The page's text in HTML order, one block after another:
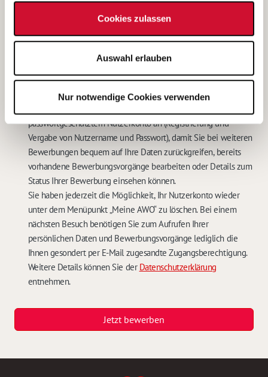
Cookies zulassen
Auswahl erlauben
Nur notwendige Cookies verwenden
Kontaktdaten widerrufen. In diesem Falle werden meine
personenbezogenen Daten sowohl auf den IT-Systemen des
Betreibers, als auch bei der für das Stellenangebot
Eine weitere Bearbeitung meiner Bewerbung ist in diesem Fall
nicht möglich.*
Mit dem Abschicken Ihrer Online-Bewerbung bieten wir Ihnen
passwortgeschütztem Nutzerkonto an (Registrierung und
Vergabe von Nutzername und Passwort), damit Sie bei weiteren
Bewerbungen bequem auf Ihre Daten zurückgreifen, bereits
vorhandene Bewerbungsvorgänge bearbeiten oder Details zum
Status Ihrer Bewerbung einsehen können.
Sie haben jederzeit die Möglichkeit, Ihr Nutzerkonto wieder
unter dem Menüpunkt „Meine AWO“ zu löschen. Bei einem
nächsten Besuch benötigen Sie zum Aufrufen Ihrer
persönlichen Daten und Bewerbungsvorgänge lediglich die
Ihnen gesondert per E-Mail zugesandte Zugangsberechtigung.
Weitere Details können Sie der Datenschutzerklärung
entnehmen.
Jetzt bewerben